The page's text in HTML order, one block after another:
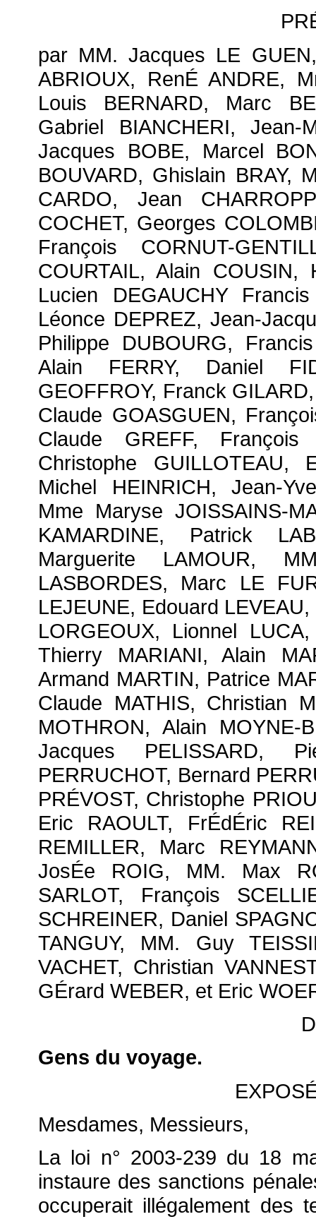
par MM. Jacques LE
ABRIOUX, RenÉ ANDRE,
Louis BERNARD, Marc
Gabriel BIANCHERI, Jean-
Jacques BOBE, Marcel
BOUVARD, Ghislain BRAY,
CARDO, Jean
COCHET, Georges
François CORNUT-
COURTAIL, Alain
Lucien DEGAUCHY
Léonce DEPREZ, Jean-
Philippe DUBOURG,
Alain FERRY, Daniel
GEOFFROY, Franck
Claude GOASGUEN,
Claude GREFF, François
Christophe GUILLOTEAU,
Michel HEINRICH, Jean-
Mme Maryse JOISSAINS-
KAMARDINE, Patrick
Marguerite LAMOUR,
LASBORDES, Marc LE
LEJEUNE, Edouard
LORGEOUX, Lionnel
Thierry MARIANI, Alain
Armand MARTIN, Patrice
Claude MATHIS, Christian
MOTHRON, Alain MOYNE-
Jacques PELISSARD,
PERRUCHOT, Bernard
PRÉVOST, Christophe
Eric RAOULT, FrÉdÉric
REMILLER, Marc
JosÉe ROIG, MM. Max
SARLOT, François
SCHREINER, Daniel
TANGUY, MM. Guy
VACHET, Christian
GÉrard WEBER, et Eric
Gens du voyage.
Mesdames, Messieurs,
La loi n° 2003-239 du 18
instaure des sanctions
occuperait illégalement des